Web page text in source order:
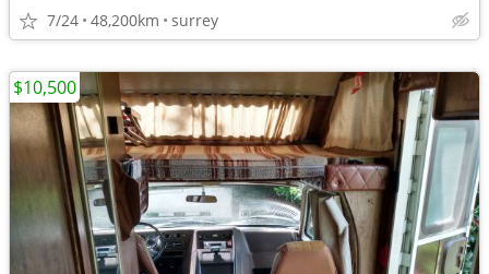
7/24 48,200km surrey
$10,500